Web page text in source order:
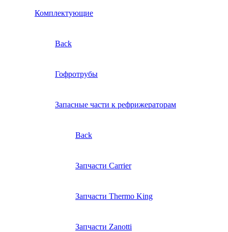
Комплектующие
Back
Гофротрубы
Запасные части к рефрижераторам
Back
Запчасти Carrier
Запчасти Thermo King
Запчасти Zanotti